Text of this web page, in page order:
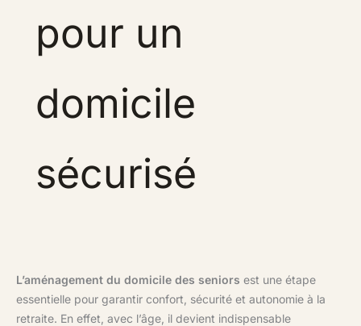
pour un
domicile
sécurisé
L’aménagement du domicile des seniors est une étape
essentielle pour garantir confort, sécurité et autonomie à la
retraite. En effet, avec l’âge, il devient indispensable